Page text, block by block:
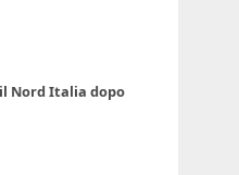
Nord Italia dopo